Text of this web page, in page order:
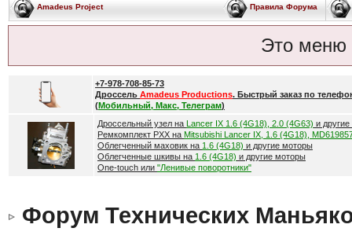
Amadeus Project Правила Форума
Это меню
+7-978-708-85-73
Дроссель Amadeus Productions. Быстрый заказ по
(Мобильный, Макс, Телеграм)
Дроссельный узел на Lancer IX 1.6 (4G18), 2.0 (4G63) и
Ремкомплект РХХ на Mitsubishi Lancer IX, 1.6 (4G18),
Облегченный маховик на 1.6 (4G18) и другие моторы
Облегченные шкивы на 1.6 (4G18) и другие моторы
One-touch или "Ленивые поворотники"
Форум Технических